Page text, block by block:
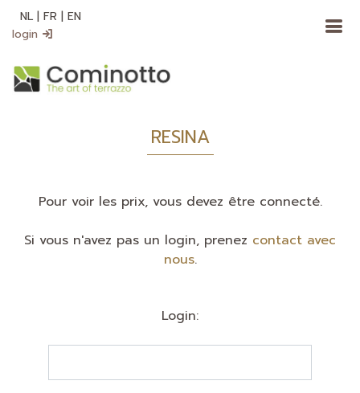
NL | FR | EN
login
RESINA
Pour voir les prix, vous devez être connecté.
Si vous n'avez pas un login, prenez contact avec
nous.
Login: